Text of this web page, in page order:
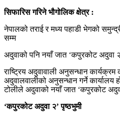
सिफारिस गरिने भौगोलिक क्षेत्र :
नेपालको तराई र मध्य पहाडी भेगको
सम्म
अदुवाको पनि नयाँ जात ‘कपुरकोट अदुवा
राष्ट्रिय अदुवावाली अनुसन्धान
अदुवालवालीको अनुसन्धान गर्ने कार्यालय
टोलीले अदुवाको नयाँ जात ‘कपुरकोट
‘कपुरकोट अदुवा २’ पृष्ठभुमी